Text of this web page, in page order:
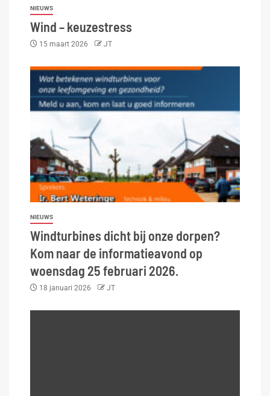
NIEUWS
Wind – keuzestress
15 maart 2026 JT
NIEUWS
Windturbines dicht bij onze dorpen?
Kom naar de informatieavond op
woensdag 25 februari 2026.
18 januari 2026 JT